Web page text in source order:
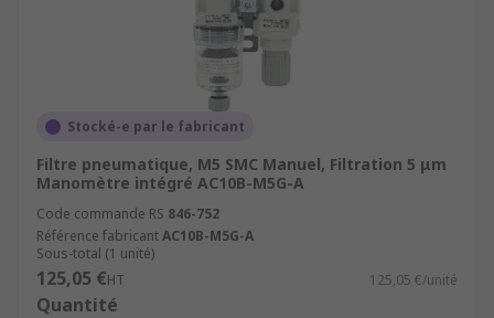
Stocké-e par le fabricant
Filtre pneumatique, M5 SMC Manuel, Filtration 5 μm
Manomètre intégré AC10B-M5G-A
Code commande RS 846-752
Référence fabricantAC10B-M5G-A
Sous-total (1 unité)
125,05 €HT 125,05 €/unité
Quantité